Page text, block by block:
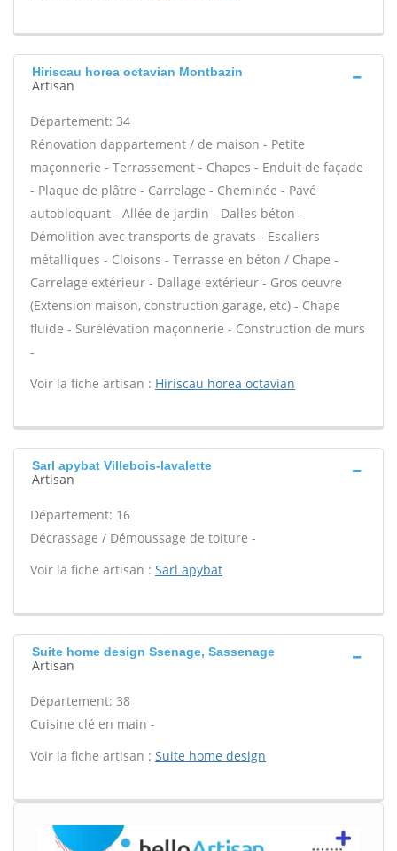
Hiriscau horea octavian Montbazin
Artisan
Département: 34
Rénovation dappartement / de maison - Petite
maçonnerie - Terrassement - Chapes - Enduit de façade
- Plaque de plâtre - Carrelage - Cheminée - Pavé
autobloquant - Allée de jardin - Dalles béton -
Démolition avec transports de gravats - Escaliers
métalliques - Cloisons - Terrasse en béton / Chape -
Carrelage extérieur - Dallage extérieur - Gros oeuvre
(Extension maison, construction garage, etc) - Chape
fluide - Surélévation maçonnerie - Construction de murs
-
Voir la fiche artisan : Hiriscau horea octavian
Sarl apybat Villebois-lavalette
Artisan
Département: 16
Décrassage / Démoussage de toiture -
Voir la fiche artisan : Sarl apybat
Suite home design Ssenage, Sassenage
Artisan
Département: 38
Cuisine clé en main -
Voir la fiche artisan : Suite home design